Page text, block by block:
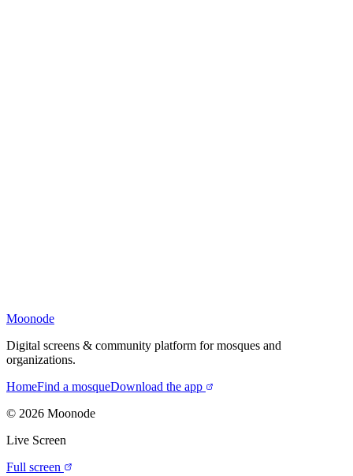
Moonode
Digital screens & community platform for mosques and
organizations.
HomeFind a mosqueDownload the app
© 2026 Moonode
Live Screen
Full screen